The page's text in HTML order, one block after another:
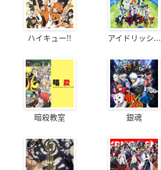
ハイキュー!! アイドリッシ...
暗殺教室 銀魂